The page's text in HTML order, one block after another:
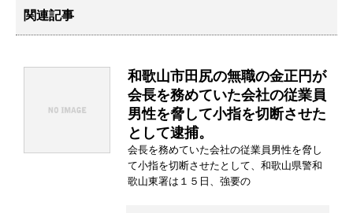
関連記事
和歌山市田尻の無職の金正円が
会長を務めていた会社の従業員
男性を脅して小指を切断させた
として逮捕。
会長を務めていた会社の従業員男性を脅し
て小指を切断させたとして、和歌山県警和
歌山東署は１５日、強要の